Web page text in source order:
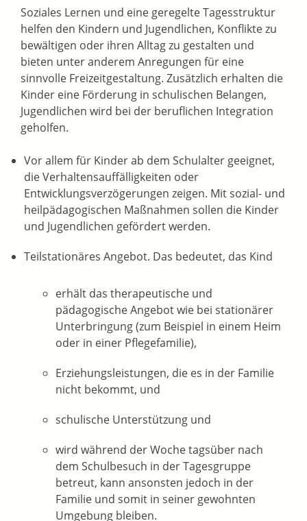
Soziales Lernen und eine geregelte Tagesstruktur
helfen den Kindern und Jugendlichen, Konflikte zu
bewältigen oder ihren Alltag zu gestalten und
bieten unter anderem Anregungen für eine
sinnvolle Freizeitgestaltung. Zusätzlich erhalten die
Kinder eine Förderung in schulischen Belangen,
Jugendlichen wird bei der beruflichen Integration
geholfen.
Vor allem für Kinder ab dem Schulalter geeignet,
die Verhaltensauffälligkeiten oder
Entwicklungsverzögerungen zeigen. Mit sozial- und
heilpädagogischen Maßnahmen sollen die Kinder
und Jugendlichen gefördert werden.
Teilstationäres Angebot. Das bedeutet, das Kind
erhält das therapeutische und
pädagogische Angebot wie bei stationärer
Unterbringung (zum Beispiel in einem Heim
oder in einer Pflegefamilie),
Erziehungsleistungen, die es in der Familie
nicht bekommt, und
schulische Unterstützung und
wird während der Woche tagsüber nach
dem Schulbesuch in der Tagesgruppe
betreut, kann ansonsten jedoch in der
Familie und somit in seiner gewohnten
Umgebung bleiben.